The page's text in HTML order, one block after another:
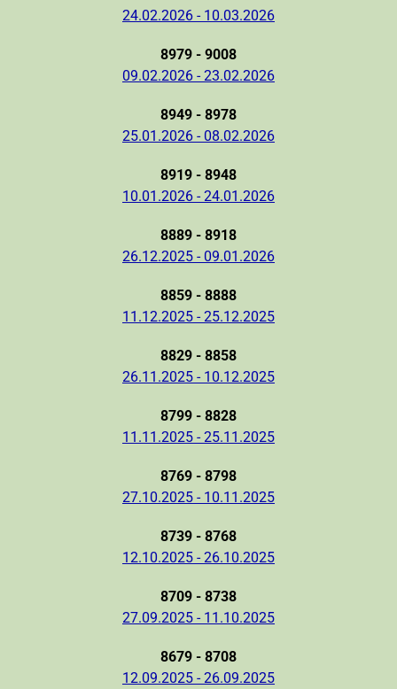
24.02.2026 - 10.03.2026
8979 - 9008
09.02.2026 - 23.02.2026
8949 - 8978
25.01.2026 - 08.02.2026
8919 - 8948
10.01.2026 - 24.01.2026
8889 - 8918
26.12.2025 - 09.01.2026
8859 - 8888
11.12.2025 - 25.12.2025
8829 - 8858
26.11.2025 - 10.12.2025
8799 - 8828
11.11.2025 - 25.11.2025
8769 - 8798
27.10.2025 - 10.11.2025
8739 - 8768
12.10.2025 - 26.10.2025
8709 - 8738
27.09.2025 - 11.10.2025
8679 - 8708
12.09.2025 - 26.09.2025